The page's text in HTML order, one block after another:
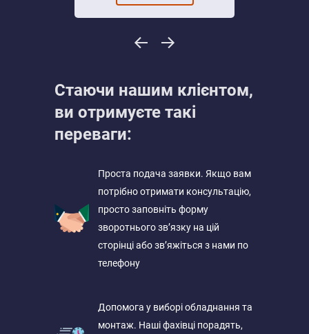
Стаючи нашим клієнтом,
ви отримуєте такі
переваги:
Проста подача заявки. Якщо вам
потрібно отримати консультацію,
просто заповніть форму
зворотнього зв’язку на цій
сторінці або зв’яжіться з нами по
телефону
Допомога у виборі обладнання та
монтаж. Наші фахівці порадять,